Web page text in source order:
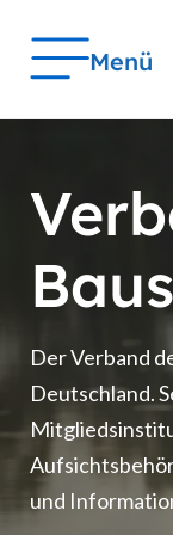
Menü
Der Verband
Deutschland.
und